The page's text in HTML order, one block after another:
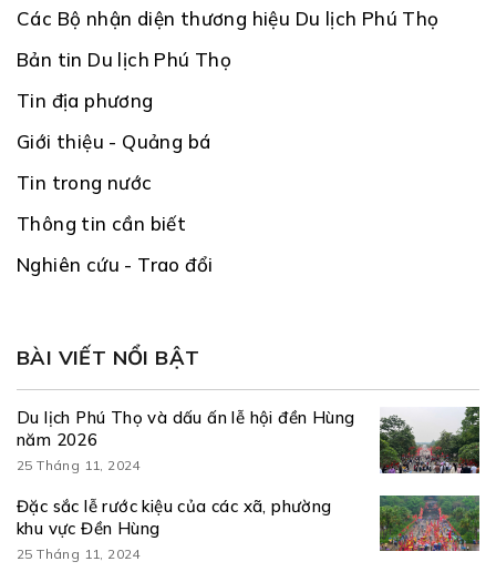
Các Bộ nhận diện thương hiệu Du lịch Phú Thọ
Bản tin Du lịch Phú Thọ
Tin địa phương
Giới thiệu - Quảng bá
Tin trong nước
Thông tin cần biết
Nghiên cứu - Trao đổi
BÀI VIẾT NỔI BẬT
Du lịch Phú Thọ và dấu ấn lễ hội đền Hùng
năm 2026
25 Tháng 11, 2024
Đặc sắc lễ rước kiệu của các xã, phường
khu vực Đền Hùng
25 Tháng 11, 2024